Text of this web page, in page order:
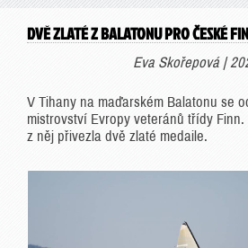
DVĚ ZLATÉ Z BALATONU PRO ČESKÉ
Eva Skořepová |
V Tihany na maďarském Balatonu se
mistrovství Evropy veteránů třídy
z něj přivezla dvě zlaté medaile.